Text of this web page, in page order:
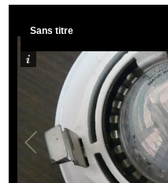
Sans titre